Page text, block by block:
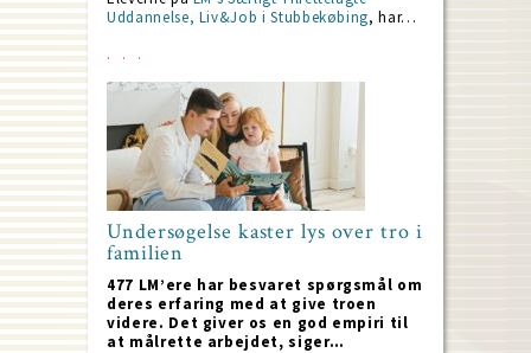
Uddannelse, Liv&Job i Stubbekøbing, har…
Undersøgelse kaster lys over tro i
familien
477 LM’ere har besvaret spørgsmål om
deres erfaring med at give troen
videre. Det giver os en god empiri til
at målrette arbejdet, siger…